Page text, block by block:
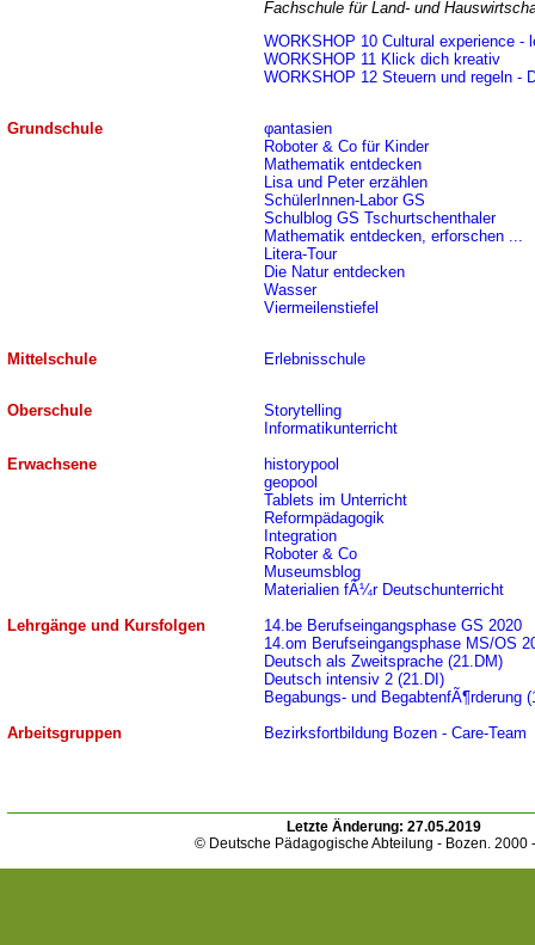
Fachschule für Land- und
WORKSHOP 10 Cultural experience -
WORKSHOP 11 Klick dich kreativ
WORKSHOP 12 Steuern und regeln -
Grundschule
φantasien
Roboter & Co für Kinder
Mathematik entdecken
Lisa und Peter erzählen
SchülerInnen-Labor GS
Schulblog GS Tschurtschenthaler
Mathematik entdecken, erforschen ...
Litera-Tour
Die Natur entdecken
Wasser
Viermeilenstiefel
Mittelschule Erlebnisschule
Oberschule
Storytelling
Informatikunterricht
Erwachsene
historypool
geopool
Tablets im Unterricht
Reformpädagogik
Integration
Roboter & Co
Museumsblog
Materialien fÃ¼r Deutschunterricht
Lehrgänge und Kursfolgen
14.be Berufseingangsphase GS 2020
14.om Berufseingangsphase MS/OS
Deutsch als Zweitsprache (21.DM)
Deutsch intensiv 2 (21.DI)
Begabungs- und BegabtenfÃ¶rderung
Arbeitsgruppen
Bezirksfortbildung Bozen - Care-Team
Letzte Änderung: 27.05.2019
© Deutsche Pädagogische Abteilung - Bozen. 2000